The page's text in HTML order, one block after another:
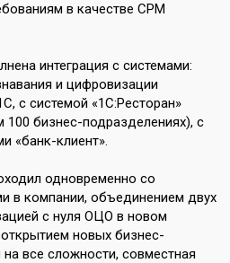
в качестве СРМ
интеграция с системами:
и цифровизации
с системой «1С:Ресторан»
100 бизнес-подразделениях), с
«банк-клиент».
одновременно со
в компании, объединением двух
с нуля ОЦО в новом
новых бизнес-
все сложности, совместная